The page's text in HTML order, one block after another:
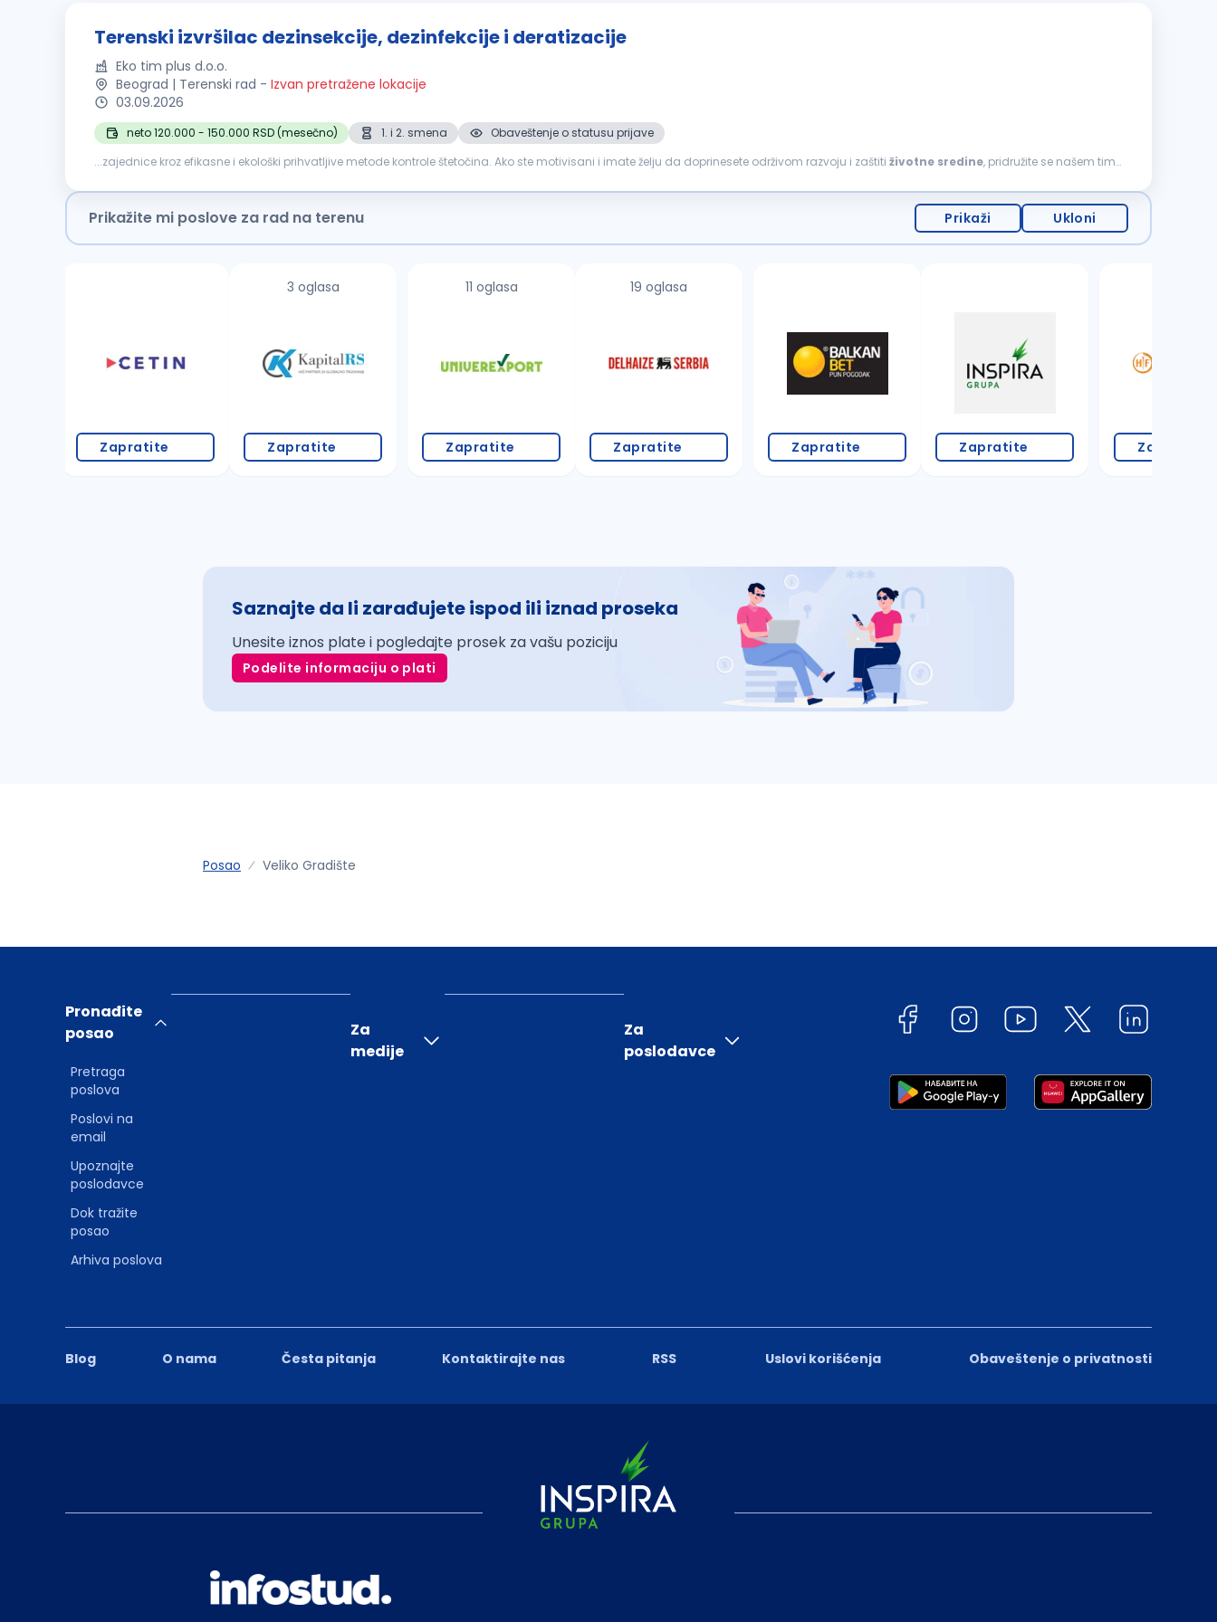
Terenski izvršilac dezinsekcije, dezinfekcije i deratizacije
Eko tim plus d.o.o.
Beograd | Terenski rad - Izvan pretražene lokacije
03.09.2026
neto 120.000 - 150.000 RSD (mesečno) 1. i 2. smena
Obaveštenje o statusu prijave
...zajednice kroz efikasne i ekološki prihvatljive metode kontrole štetočina. Ako ste motivisani i imate želju da doprinesete održivom razvoju i zaštiti životne sredine, pridružite se našem timu
Prikažite mi poslove za rad na terenu Prikaži Ukloni
Zapratite
3 oglasa
Zapratite
11 oglasa
Zapratite
19 oglasa
Zapratite Zapratite Zapratite Zapratite
Saznajte da li zarađujete ispod ili iznad proseka
Unesite iznos plate i pogledajte prosek za vašu poziciju
Podelite informaciju o plati
Posao Veliko Gradište
Blog O nama Česta pitanja Kontaktirajte nas RSS Uslovi korišćenja Obaveštenje o privatnosti
Pronađite
posao
Pretraga
poslova
Poslovi na
email
Upoznajte
poslodavce
Dok tražite
posao
Arhiva poslova
Za
medije
Za
poslodavce